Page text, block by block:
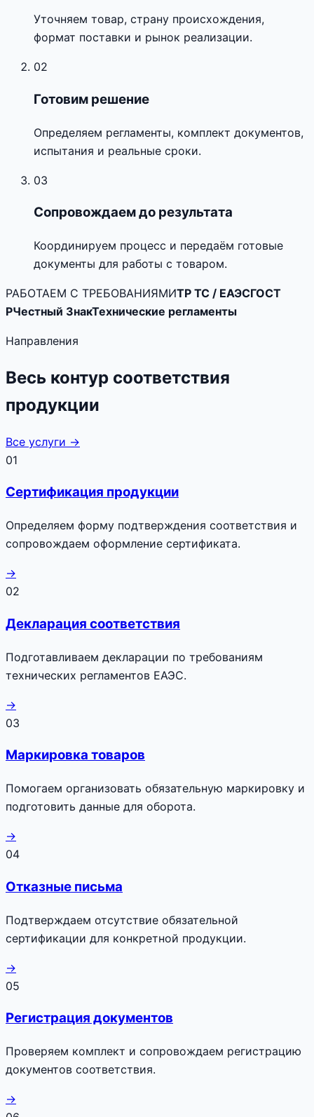
Уточняем товар, страну происхождения,
формат поставки и рынок реализации.
02
Готовим решение
Определяем регламенты, комплект документов,
испытания и реальные сроки.
03
Сопровождаем до результата
Координируем процесс и передаём готовые
документы для работы с товаром.
РАБОТАЕМ С ТРЕБОВАНИЯМИТР ТС / ЕАЭСГОСТ
РЧестный ЗнакТехнические регламенты
Направления
Весь контур соответствия
продукции
Все услуги →
01
Сертификация продукции
Определяем форму подтверждения соответствия и
сопровождаем оформление сертификата.
→
02
Декларация соответствия
Подготавливаем декларации по требованиям
технических регламентов ЕАЭС.
→
03
Маркировка товаров
Помогаем организовать обязательную маркировку и
подготовить данные для оборота.
→
04
Отказные письма
Подтверждаем отсутствие обязательной
сертификации для конкретной продукции.
→
05
Регистрация документов
Проверяем комплект и сопровождаем регистрацию
документов соответствия.
→